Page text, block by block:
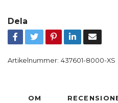
Dela
Artikelnummer: 437601-8000-XS
OM